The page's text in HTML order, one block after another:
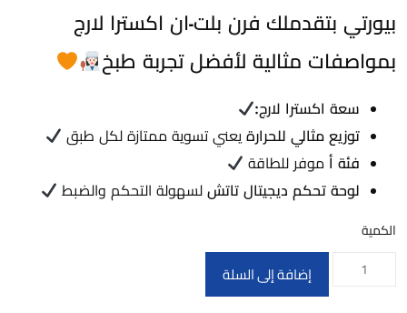
بيورتي بتقدملك فرن بلت-ان اكسترا لارج
بمواصفات مثالية لأفضل تجربة طبخ
سعة اكسترا لارج:
توزيع مثالي للحرارة يعني تسوية ممتازة لكل طبق
فئة أ موفر للطاقة
لوحة تحكم ديجيتال تاتش لسهولة التحكم والضبط
الكمية
كمية
KPT606EEBL
إضافة إلى السلة